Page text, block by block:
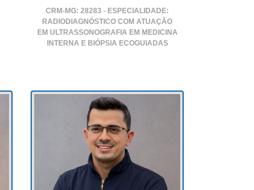
CRM-MG: 28283 - ESPECIALIDADE:
RADIODIAGNÓSTICO COM ATUAÇÃO
EM ULTRASSONOGRAFIA EM MEDICINA
INTERNA E BIÓPSIA ECOGUIADAS